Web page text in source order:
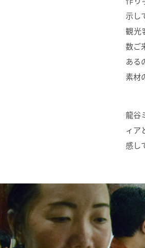
示し
観光
数ご
ある
素材
龍谷
ィア
感し